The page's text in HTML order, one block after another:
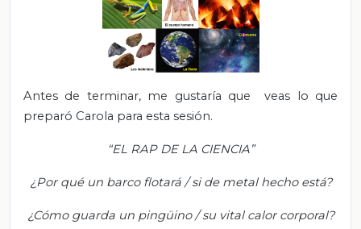
Antes de terminar, me gustaría que veas lo que
preparó Carola para esta sesión.
“EL RAP DE LA CIENCIA”
¿Por qué un barco flotará / si de metal hecho está?
¿Cómo guarda un pingüino / su vital calor corporal?